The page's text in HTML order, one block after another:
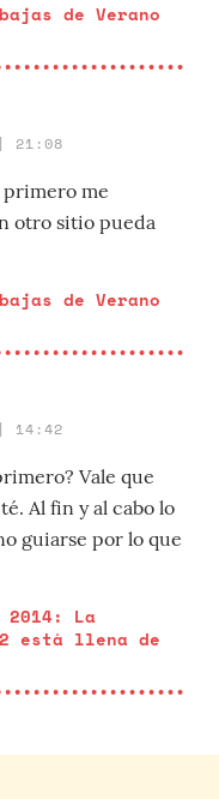
de Verano
21:08
primero me
otro sitio pueda
de Verano
14:42
Vale que
Al fin y al cabo lo
guiarse por lo que
2014: La
está llena de